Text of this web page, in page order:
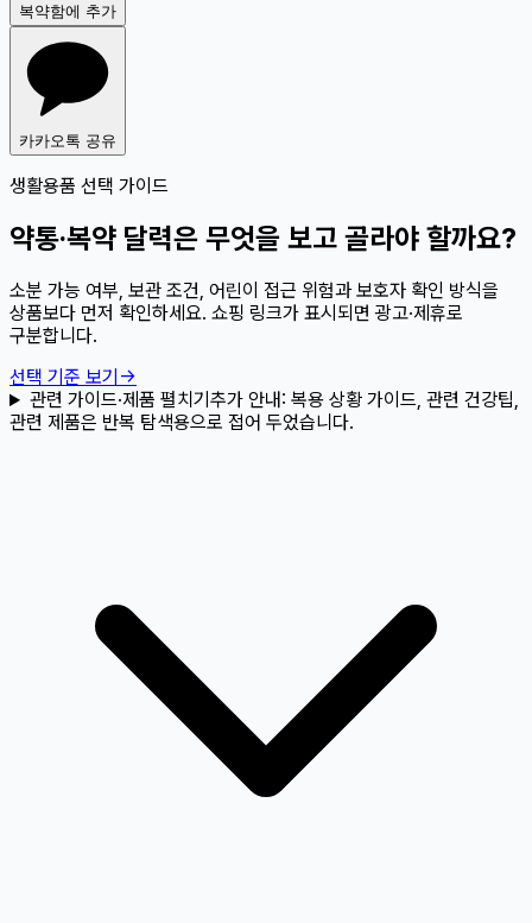
복약함에 추가
카카오톡 공유
생활용품 선택 가이드
약통·복약 달력은 무엇을 보고 골라야 할까요?
소분 가능 여부, 보관 조건, 어린이 접근 위험과 보호자 확인 방식을
상품보다 먼저 확인하세요. 쇼핑 링크가 표시되면 광고·제휴로
구분합니다.
선택 기준 보기 →
관련 가이드·제품 펼치기추가 안내: 복용 상황 가이드, 관련 건강팁,
관련 제품은 반복 탐색용으로 접어 두었습니다.